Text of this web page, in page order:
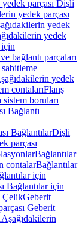
parçası Dişli
yedek parçası
yedek
yedek
için
bağlantı parçaları
yedek
contalarıFlanş
sistem boruları
Bağlantı
BağlantılarDişli
parçası
Bağlantılar
contalarBağlantılar
için
Bağlantılar için
ÇelikGeberit
Geberit
Aşağıdakilerin